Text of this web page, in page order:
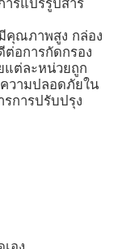
ารแปรรูปสาร
คุณภาพสูง กล่อง
ต่อการกัดกรอง
แต่ละหน่วยถูก
วามปลอดภัยใน
การปรับปรุง